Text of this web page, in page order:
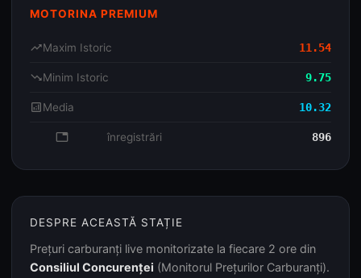
MOTORINA PREMIUM
trending_upMaxim Istoric 11.54
trending_downMinim Istoric 9.75
analyticsMedia 10.32
database înregistrări 896
DESPRE ACEASTĂ STAȚIE
Prețuri carburanți live monitorizate la fiecare 2 ore din
Consiliul Concurenței (Monitorul Prețurilor Carburanți).